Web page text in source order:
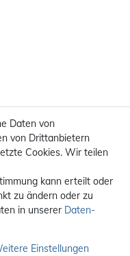
Versandkosten in
Daten von
von Drittanbietern
Cookies. Wir teilen
kann erteilt oder
zu ändern oder zu
in unserer Daten­
Einstellungen